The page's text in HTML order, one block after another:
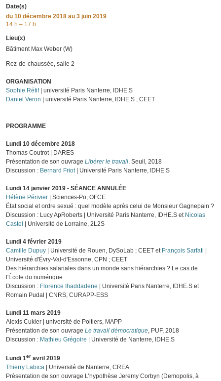
Date(s)
du 10 décembre 2018 au 3 juin 2019
14 h – 17 h
Lieu(x)
Bâtiment Max Weber (W)
Rez-de-chaussée, salle 2
ORGANISATION
Sophie Rétif| université Paris Nanterre, IDHE.S
Daniel Veron | université Paris Nanterre, IDHE.S ; CEET
PROGRAMME
Lundi 10 décembre 2018
Thomas Coutrot | DARES
Présentation de son ouvrage Libérer le travail, Seuil, 2018
Discussion : Bernard Friot| Université Paris Nanterre, IDHE.S
Lundi 14 janvier 2019 - SÉANCE ANNULÉE
Hélène Périvier | Sciences-Po, OFCE
État social et ordre sexué : quel modèle après celui de Monsieur Gagnepain ?
Discussion : Lucy ApRoberts | Université Paris Nanterre, IDHE.S et Nicolas
Castel
| Université de Lorraine, 2L2S
Lundi 4 février 2019
Camille Dupuy | Université de Rouen, DySoLab ; CEET et François Sarfati
Université d'Évry-Val-d'Essonne, CPN ; CEET
Des hiérarchies salariales dans un monde sans hiérarchies ? Le cas de
l'École du numérique
Discussion : Florence Ihaddadene | Université Paris Nanterre, IDHE.S et
Romain Pudal | CNRS, CURAPP-ESS
Lundi 11 mars 2019
Alexis Cukier | université de Poitiers, MAPP
Présentation de son ouvrage Le travail démocratique, PUF, 2018
Discussion : Mathieu Grégoire | Université de Nanterre, IDHE.S
Lundi 1er avril 2019
Thierry Labica | Université de Nanterre, CREA
Présentation de son ouvrage L’hypothèse Jeremy Corbyn (Demopolis, à